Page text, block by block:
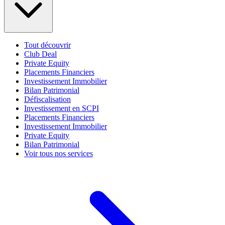
Tout découvrir
Club Deal
Private Equity
Placements Financiers
Investissement Immobilier
Bilan Patrimonial
Défiscalisation
Investissement en SCPI
Placements Financiers
Investissement Immobilier
Private Equity
Bilan Patrimonial
Voir tous nos services